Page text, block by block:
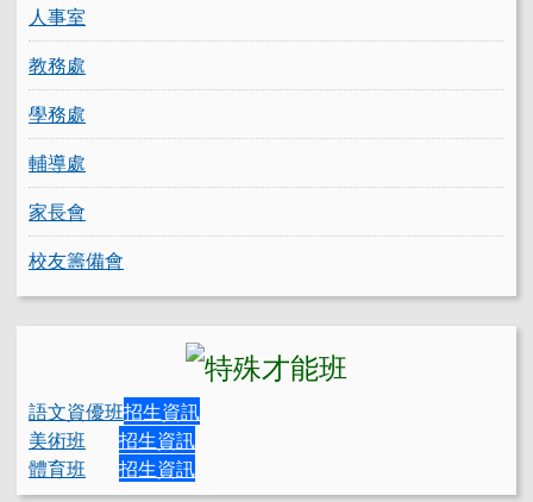
人事室
教務處
學務處
輔導處
家長會
校友籌備會
語文資優班招生資訊
美術班
招生資訊
體育班
招生資訊